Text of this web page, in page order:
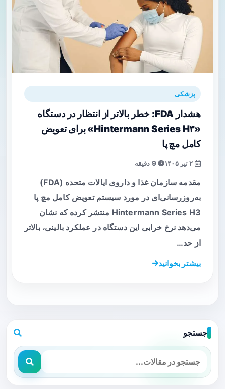
پزشکی
هشدار FDA: خطر بالاتر از انتظار در دستگاه
«Hintermann Series H۳» برای تعویض
کامل مچ پا
9 دقیقه
مقدمه سازمان غذا و داروی ایالات متحده (FDA)
به‌روزرسانی‌ای در مورد سیستم تعویض کامل مچ پا
Hintermann Series H3 منتشر کرده که نشان
می‌دهد نرخ خرابی این دستگاه در عملکرد بالینی، بالاتر
از حد…
بیشتر بخوانید
جستجو